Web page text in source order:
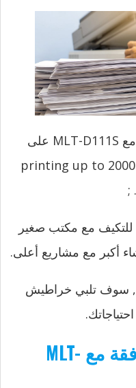
يحتوي خرطوشة الحبر المتوافقة مع MLT-D111S على
printing up to
;
للتكيف مع مكتب صغير
أكبر مع مشاريع أعلى.
سوف تلبي خراطيش
خرطوشة الحبر المتوافقة مع MLT-